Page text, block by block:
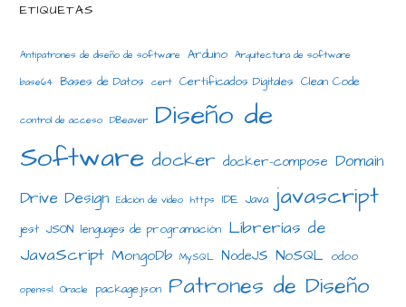
ETIQUETAS
Antipatrones de diseño de software Arduino Arquitectura de software
base64 Bases de Datos cert Certificados Digitales Clean Code
control de acceso DBeaver Diseño de
Software docker docker-compose Domain
Drive Design Edición de video https IDE Java javascript
jest JSON lenguajes de programación Librerías de
JavaScript MongoDb MySQL NodeJS NoSQL odoo
openssl Oracle package.json Patrones de Diseño